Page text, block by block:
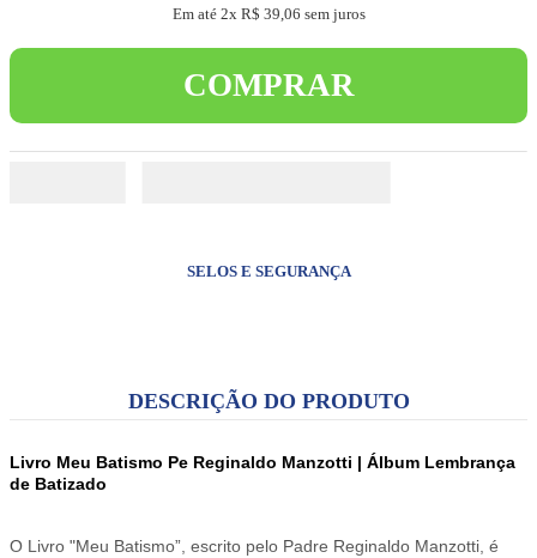
Em até 2x R$ 39 06 sem juros
COMPRAR
SELOS E SEGURANÇA
DESCRIÇÃO DO PRODUTO
Livro Meu Batismo Pe Reginaldo Manzotti | Álbum Lembrança
de Batizado
O Livro "Meu Batismo”, escrito pelo Padre Reginaldo Manzotti, é
9º
jesus santa chagas
10º pulseira